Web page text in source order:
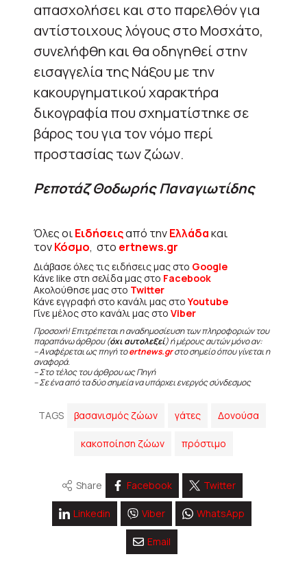
απασχολήσει και στο παρελθόν για
αντίστοιχους λόγους στο Μοσχάτο,
συνελήφθη και θα οδηγηθεί στην
εισαγγελία της Νάξου με την
κακουργηματικού χαρακτήρα
δικογραφία που σχηματίστηκε σε
βάρος του για τον νόμο περί
προστασίας των ζώων.
Ρεποτάζ Θοδωρής Παναγιωτίδης
Όλες οιΕιδήσειςαπό τηνΕλλάδακαι
τονΚόσμο, στο ertnews.gr
Διάβασε όλες τις ειδήσεις μας στο Google
Κάνε like στη σελίδα μας στο Facebook
Ακολούθησε μας στο Twitter
Κάνε εγγραφή στο κανάλι μας στοYoutube
Γίνε μέλος στο κανάλι μας στο Viber
Προσοχή! Επιτρέπεται η αναδημοσίευση των πληροφοριών του
παραπάνω άρθρου (όχι αυτολεξεί) ή μέρους αυτών μόνο αν:
– Αναφέρεται ως πηγή τοertnews.grστο σημείο όπου γίνεται η
αναφορά.
– Στο τέλος του άρθρου ως Πηγή
– Σε ένα από τα δύο σημεία να υπάρχει ενεργός σύνδεσμος
TAGS βασανισμός ζώων γάτες Δονούσα
κακοποίηση ζώων πρόστιμο
Share Facebook Twitter
Linkedin Viber WhatsApp
Email